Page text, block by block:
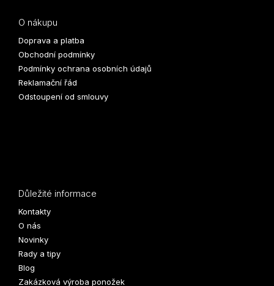
O nákupu
Doprava a platba
Obchodní podmínky
Podmínky ochrana osobních údajů
Reklamační řád
Odstoupení od smlouvy
Důležité informace
Kontakty
O nás
Novinky
Rady a tipy
Blog
Zakázková výroba ponožek